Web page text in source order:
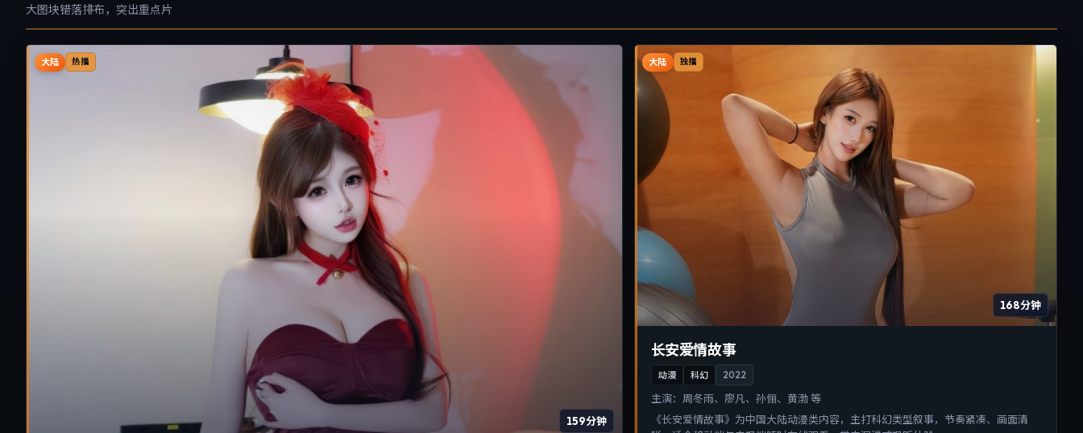
大图块错落排布，突出重点片
大陆 热播
159分钟
大陆 独播
168分钟
长安爱情故事
动漫 科幻 2022
主演： 周冬雨、廖凡、孙俪、黄渤 等
《长安爱情故事》为中国大陆动漫类内容，主打科幻类型叙事，节奏紧凑、画面清